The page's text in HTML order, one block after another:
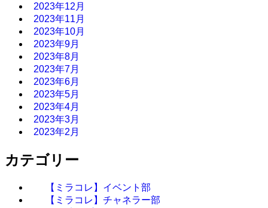
2023年12月
2023年11月
2023年10月
2023年9月
2023年8月
2023年7月
2023年6月
2023年5月
2023年4月
2023年3月
2023年2月
カテゴリー
【ミラコレ】イベント部
【ミラコレ】チャネラー部